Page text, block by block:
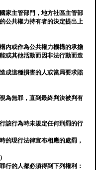
家主管部門，地方社區主管部
公共權力持有者的決定提出上
內或作為公共權力機構的承擔
或其他活動而因非法行動而造
成這種損害的人或當局要求賠
為無罪，直到最終判決被判有
該行為時未規定任何刑罰的行
的現行法律宣布相應的處罰，
行的人都必須得到下列權利：